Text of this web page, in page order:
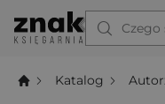
Czego
Katalog